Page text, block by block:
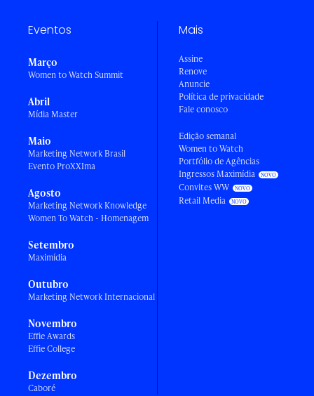
Eventos
Março
Women to Watch Summit
Abril
Mídia Master
Maio
Marketing Network Brasil
Evento ProXXIma
Agosto
Marketing Network Knowledge
Women To Watch - Homenagem
Setembro
Maximídia
Outubro
Marketing Network Internacional
Novembro
Effie Awards
Effie College
Dezembro
Caboré
Mais
Assine
Renove
Anuncie
Política de privacidade
Fale conosco
Edição semanal
Women to Watch
Portfólio de Agências
Ingressos Maximídia
Convites WW
Retail Media